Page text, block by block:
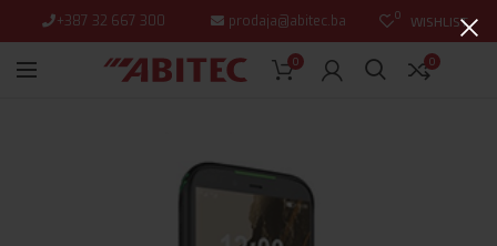
+387 32 667 300 prodaja@abitec.ba 0 WISHLIST
0 0